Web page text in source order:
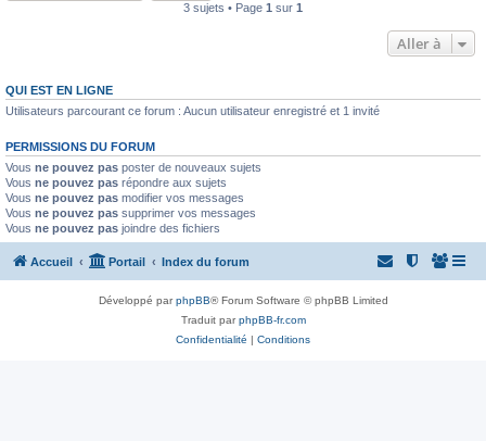
3 sujets • Page 1 sur 1
Aller à
QUI EST EN LIGNE
Utilisateurs parcourant ce forum : Aucun utilisateur enregistré et 1 invité
PERMISSIONS DU FORUM
Vous ne pouvez pas poster de nouveaux sujets
Vous ne pouvez pas répondre aux sujets
Vous ne pouvez pas modifier vos messages
Vous ne pouvez pas supprimer vos messages
Vous ne pouvez pas joindre des fichiers
Accueil Portail Index du forum
Développé parphpBB® Forum Software © phpBB Limited
Traduit parphpBB-fr.com
Confidentialité | Conditions